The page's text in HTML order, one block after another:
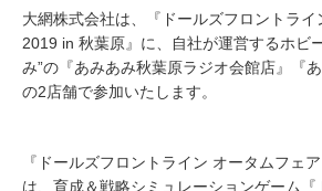
大網株式会社は、『ドールズフロントライ
2019 in 秋葉原』に、自社が運営するホビ
み”の『あみあみ秋葉原ラジオ会館店』『
の2店舗で参加いたします。
『ドールズフロントライン オータムフェ
は、育成＆戦略シミュレーションゲーム『